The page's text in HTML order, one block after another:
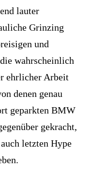
lauter
Grinzing
und
wahrscheinlich
ehrlicher Arbeit
denen genau
geparkten BMW
gekracht,
letzten Hype